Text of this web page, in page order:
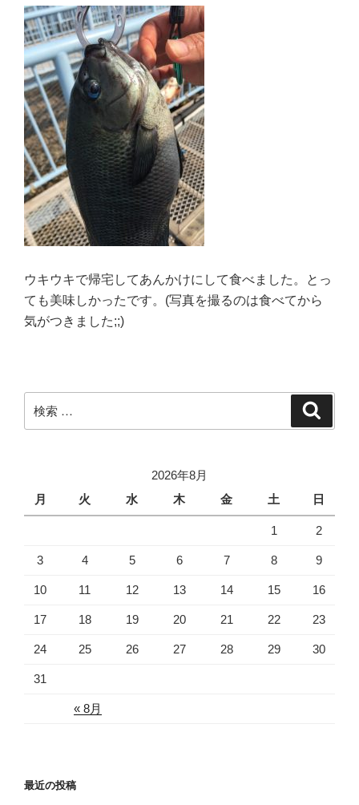
ウキウキで帰宅してあんかけにして食べました。とっ
ても美味しかったです。(写真を撮るのは食べてから
気がつきました;;)
索:
2026年8月
月
火 水 木 金 土 日
« 8月
1 2
3 4 5 6 7 8 9
10 11 12 13 14 15 16
17 18 19 20 21 22 23
24 25 26 27 28 29 30
31
最近の投稿